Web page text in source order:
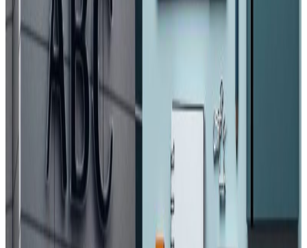
भएर घर फर्किएका छन् । अहिलेसम्म ७ हजार ७ सय दुईमा कोरोना
परिक्षण गरिएकोमा ७ हजार ६ सय ७२ जनाको रिपोर्ट नेगेटिभ आएको
छ । २९ जना कोरोना संक्रमित र ९० जना संकास्पद बिरामी विभिन्न
अस्पतालको आईसोलेसनमा उपचाररत छन् ।
यस वेवसाइटमा प्रकाशित समाचार, विचार र लेखबारे तपाईंको कुनै
प्रतिक्रिया, गुनासो, सुझाव र सल्लाह छन् भने कृपया हामीलाई निम्न ईमेलमा
पठाउनुहोला । तपाईंको सहयोगले हामीलाई निष्पक्ष र तटस्थ पत्रकारिता गर्न
टेवा पुग्नेछ । सम्पर्क इमेल :
info@nepaltube.com.au
शेयर: